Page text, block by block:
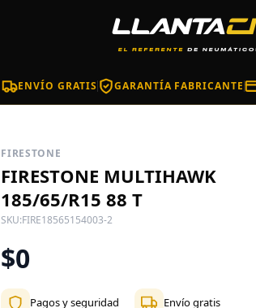
ENVÍO GRATIS GARANTÍA FABRICANTE
FIRESTONE
FIRESTONE MULTIHAWK
185/65/R15 88 T
SKU:FIRE18565154003-2
$0
Pagos y seguridad Envío gratis